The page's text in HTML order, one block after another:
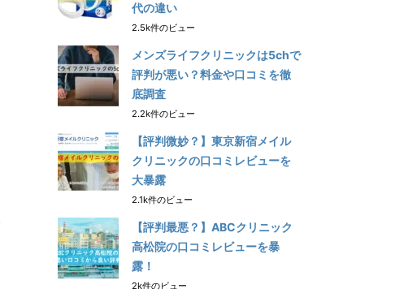
代の違い
2.5k件のビュー
メンズライフクリニックは5chで
評判が悪い？料金や口コミを徹
底調査
2.2k件のビュー
【評判微妙？】東京新宿メイル
クリニックの口コミレビューを
大暴露
2.1k件のビュー
【評判最悪？】ABCクリニック
高松院の口コミレビューを暴
露！
2k件のビュー